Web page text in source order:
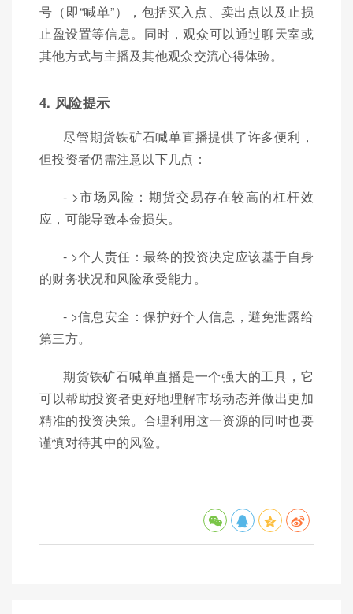
号（即“喊单”），包括买入点、卖出点以及止损
止盈设置等信息。同时，观众可以通过聊天室或
其他方式与主播及其他观众交流心得体验。
4. 风险提示
尽管期货铁矿石喊单直播提供了许多便利，
但投资者仍需注意以下几点：
- >市场风险：期货交易存在较高的杠杆效
应，可能导致本金损失。
- >个人责任：最终的投资决定应该基于自身
的财务状况和风险承受能力。
- >信息安全：保护好个人信息，避免泄露给
第三方。
期货铁矿石喊单直播是一个强大的工具，它
可以帮助投资者更好地理解市场动态并做出更加
精准的投资决策。合理利用这一资源的同时也要
谨慎对待其中的风险。